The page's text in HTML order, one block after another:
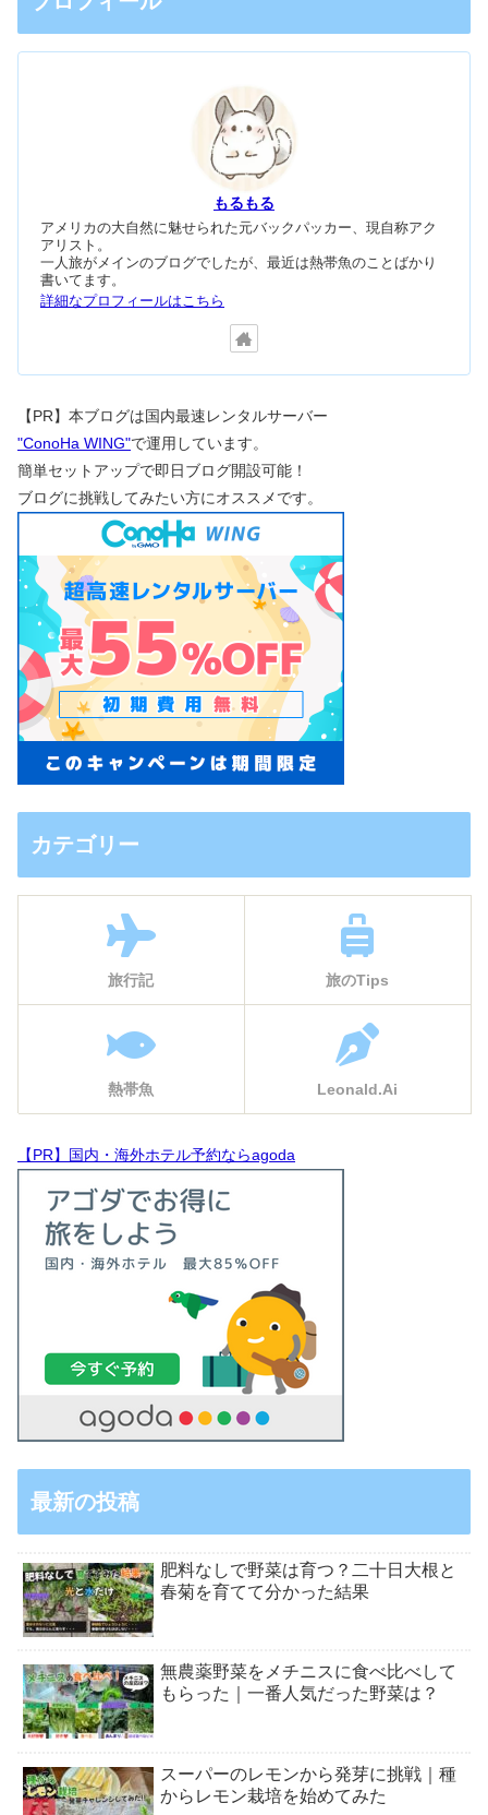
もるもる
アメリカの大自然に魅せられた元バックパッカー、現自称アク
アリスト。
一人旅がメインのブログでしたが、最近は熱帯魚のことばかり
書いてます。
詳細なプロフィールはこちら
【PR】本ブログは国内最速レンタルサーバー
"ConoHa WING"で運用しています。
簡単セットアップで即日ブログ開設可能！
ブログに挑戦してみたい方にオススメです。
カテゴリー
旅行記 旅のTips
熱帯魚 Leonald.Ai
【PR】国内・海外ホテル予約ならagoda
最新の投稿
肥料なしで野菜は育つ？二十日大根と
春菊を育てて分かった結果
無農薬野菜をメチニスに食べ比べして
もらった｜一番人気だった野菜は？
スーパーのレモンから発芽に挑戦｜種
からレモン栽培を始めてみた